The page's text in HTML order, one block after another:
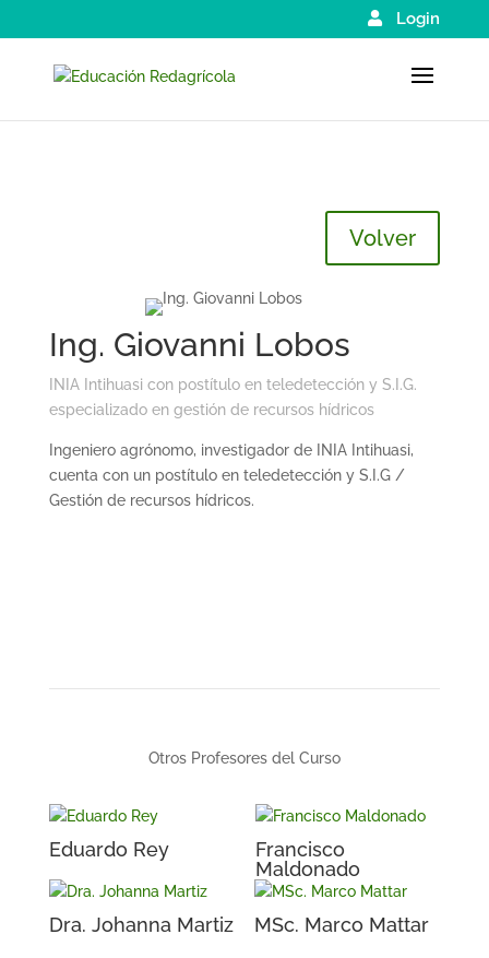
Login
Volver
Ing. Giovanni Lobos
INIA Intihuasi con postítulo en teledetección y S.I.G.
especializado en gestión de recursos hídricos
Ingeniero agrónomo, investigador de INIA Intihuasi,
cuenta con un postítulo en teledetección y S.I.G /
Gestión de recursos hídricos.
Otros Profesores del Curso
Eduardo Rey
Francisco
Maldonado
Dra. Johanna Martiz MSc. Marco Mattar